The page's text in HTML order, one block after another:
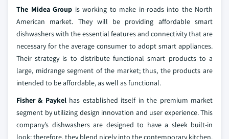
The Midea Group is working to make in-roads into the North
American market. They will be providing affordable smart
dishwashers with the essential features and connectivity that are
necessary for the average consumer to adopt smart appliances.
Their strategy is to distribute functional smart products to a
large, midrange segment of the market; thus, the products are
intended to be affordable, as well as functional.
Fisher & Paykelhas established itself in the premium market
segment by utilizing design innovation and user experience. This
company’s dishwashers are designed to have a sleek built-in
look; therefore, they blend nicely into the contemporary kitchen.